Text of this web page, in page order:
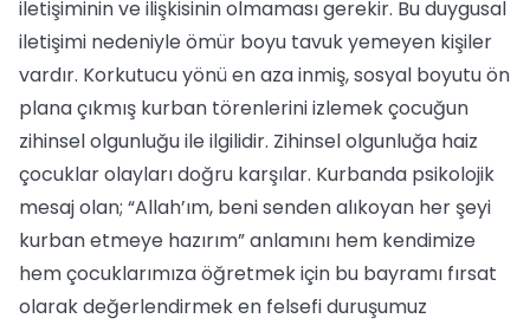
iletişiminin ve ilişkisinin olmaması gerekir. Bu duygusal
iletişimi nedeniyle ömür boyu tavuk yemeyen kişiler
vardır. Korkutucu yönü en aza inmiş, sosyal boyutu ön
plana çıkmış kurban törenlerini izlemek çocuğun
zihinsel olgunluğu ile ilgilidir. Zihinsel olgunluğa haiz
çocuklar olayları doğru karşılar. Kurbanda psikolojik
mesaj olan; “Allah’ım, beni senden alıkoyan her şeyi
kurban etmeye hazırım” anlamını hem kendimize
hem çocuklarımıza öğretmek için bu bayramı fırsat
olarak değerlendirmek en felsefi duruşumuz